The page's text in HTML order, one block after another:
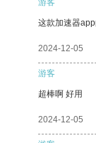
游客
这款加速器
2024-12-05
游客
超棒啊 好用
2024-12-05